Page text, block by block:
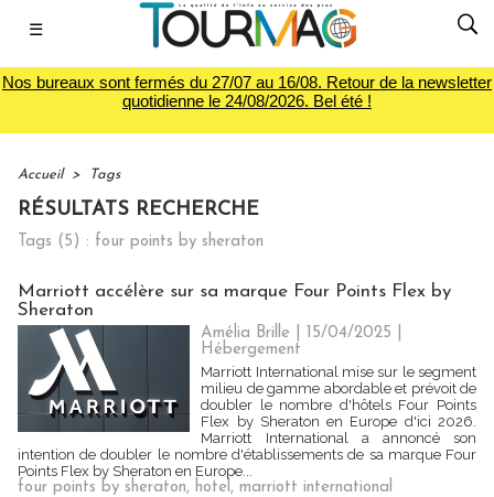
☰
Nos bureaux sont fermés du 27/07 au 16/08. Retour de la newsletter
quotidienne le 24/08/2026. Bel été !
Accueil > Tags
RÉSULTATS RECHERCHE
Tags (5) : four points by sheraton
Marriott accélère sur sa marque Four Points Flex by
Sheraton
Amélia Brille | 15/04/2025
Hébergement
Marriott International mise sur le segment
milieu de gamme abordable et prévoit de
doubler le nombre d'hôtels Four Points
Flex by Sheraton en Europe d'ici 2026.
Marriott International a annoncé son
intention de doubler le nombre d'établissements de sa marque Four
Points Flex by Sheraton en Europe...
four points by sheraton, hotel, marriott international